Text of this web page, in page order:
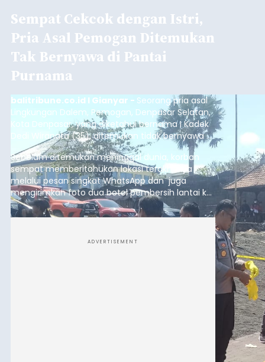
Sempat Cekcok dengan Istri,
Pria Asal Pemogan Ditemukan
Tak Bernyawa di Pantai
Purnama
balitribune.co.id I Gianyar - Seorang pria asal
Lingkungan Dalem, Pemogan, Denpasar Selatan,
Kota Denpasar, yang diketahui bernama I Kadek
Dedi Wiranata (35), ditemukan tidak bernyawa di
pesisir Pantai Purnama, Sukawati.
Sebelum ditemukan meninggal dunia, korban
sempat memberitahukan lokasi terakhirnya
melalui pesan singkat WhatsApp dan juga
mengirimkan foto dua botol pembersih lantai ke
istrinya.
ADVERTISEMENT